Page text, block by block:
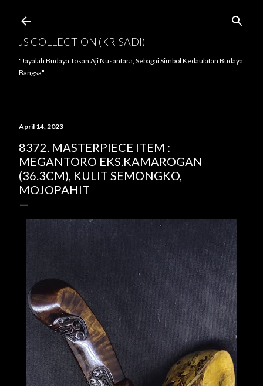
JS COLLECTION (KRISADI)
"Jayalah Budaya Tosan Aji Nusantara, Sebagai Simbol Kedaulatan Budaya
Bangsa"
April 14, 2023
8372. MASTERPIECE ITEM :
MEGANTORO EKS.KAMAROGAN
(36.3CM), KULIT SEMONGKO,
MOJOPAHIT